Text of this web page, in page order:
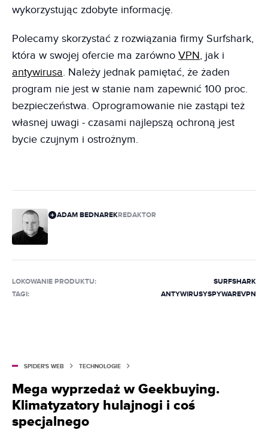
wykorzystując zdobyte informację.
Polecamy skorzystać z rozwiązania firmy Surfshark,
która w swojej ofercie ma zarówno VPN, jak i
antywirusa. Należy jednak pamiętać, że żaden
program nie jest w stanie nam zapewnić 100 proc.
bezpieczeństwa. Oprogramowanie nie zastąpi też
własnej uwagi - czasami najlepszą ochroną jest
bycie czujnym i ostrożnym.
ADAM BEDNAREKREDAKTOR
LOKOWANIE PRODUKTU:
SURFSHARK
TAGI:
ANTYWIRUSYSPYWAREVPN
SPIDER'S WEB TECHNOLOGIE
Mega wyprzedaż w Geekbuying.
Klimatyzatory hulajnogi i coś
specjalnego